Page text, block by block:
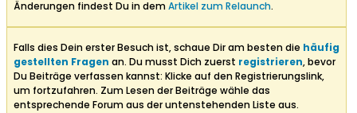
Änderungen findest Du in demArtikel zum Relaunch.
Falls dies Dein erster Besuch ist, schaue Dir am besten die häufig
gestellten Fragen an. Du musst Dich zuerst registrieren, bevor
Du Beiträge verfassen kannst: Klicke auf den Registrierungslink,
um fortzufahren. Zum Lesen der Beiträge wähle das
entsprechende Forum aus der untenstehenden Liste aus.